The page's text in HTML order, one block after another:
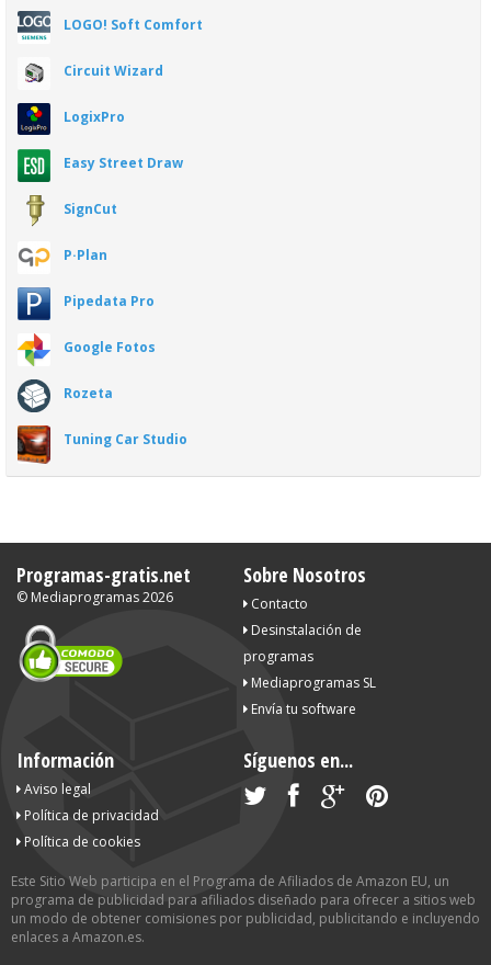
LOGO! Soft Comfort
Circuit Wizard
LogixPro
Easy Street Draw
SignCut
P·Plan
Pipedata Pro
Google Fotos
Rozeta
Tuning Car Studio
Programas-gratis.net
© Mediaprogramas2026
Sobre Nosotros
Contacto
Desinstalación de
programas
Mediaprogramas SL
Envía tu software
Información
Aviso legal
Política de privacidad
Política de cookies
Síguenos en...
Este Sitio Web participa en el Programa de Afiliados de Amazon EU, un
programa de publicidad para afiliados diseñado para ofrecer a sitios web
un modo de obtener comisiones por publicidad, publicitando e incluyendo
enlaces a Amazon.es.